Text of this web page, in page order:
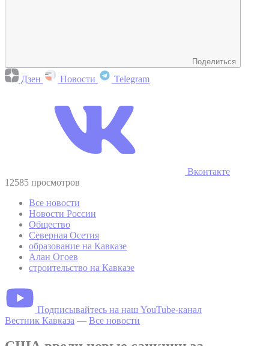
Поделиться
Дзен Новости Telegram
Вконтакте
12585 просмотров
Все новости
Новости России
Общество
Северная Осетия
образование на Кавказе
Алан Огоев
строительство на Кавказе
Подписывайтесь на наш YouTube-канал
Вестник Кавказа — Все новости